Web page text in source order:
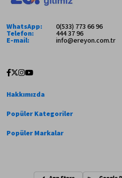
WhatsApp: 0(533) 773 66 96
Telefon: 444 37 96
E-mail: info@ereyon.com.tr
Hakkımızda
Popüler Kategoriler
Popüler Markalar